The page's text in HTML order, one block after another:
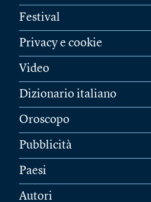
Festival
Privacy e cookie
Video
Dizionario italiano
Oroscopo
Pubblicità
Paesi
Autori